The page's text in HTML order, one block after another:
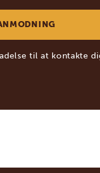
til at kontakte